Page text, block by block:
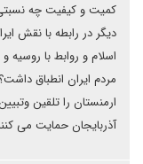
کمیت و کیفیت چه
دیگر در رابطه با نقش
اسلام و روابط با
مردم ایران انطباق
ارمنستان را تلقین
آذربایجان حمایت می